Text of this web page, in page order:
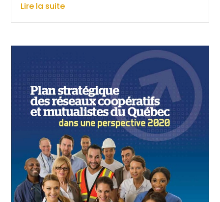
Lire la suite